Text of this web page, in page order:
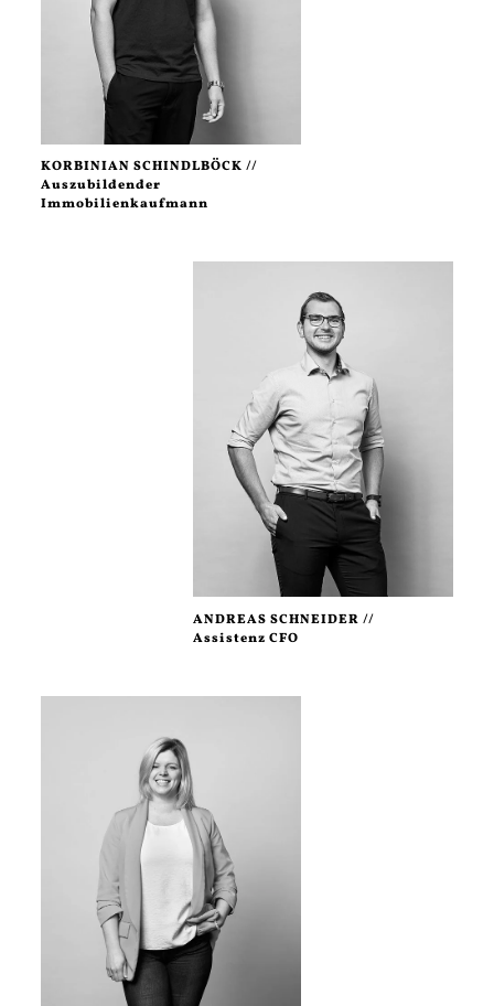
KORBINIAN SCHINDLBÖCK //
Auszubildender
Immobilienkaufmann
ANDREAS SCHNEIDER //
Assistenz CFO